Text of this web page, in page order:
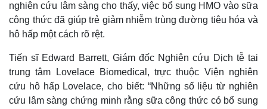
nghiên cứu lâm sàng cho thấy, việc bổ sung HMO vào sữa
công thức đã giúp trẻ giảm nhiễm trùng đường tiêu hóa và
hô hấp một cách rõ rệt.
Tiến sĩ Edward Barrett, Giám đốc Nghiên cứu Dịch tễ tại
trung tâm Lovelace Biomedical, trực thuộc Viện nghiên
cứu hô hấp Lovelace, cho biết: “Những số liệu từ nghiên
cứu lâm sàng chứng minh rằng sữa công thức có bổ sung